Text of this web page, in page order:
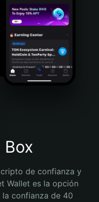
de confianza y
Wallet es la opción
confianza de 40